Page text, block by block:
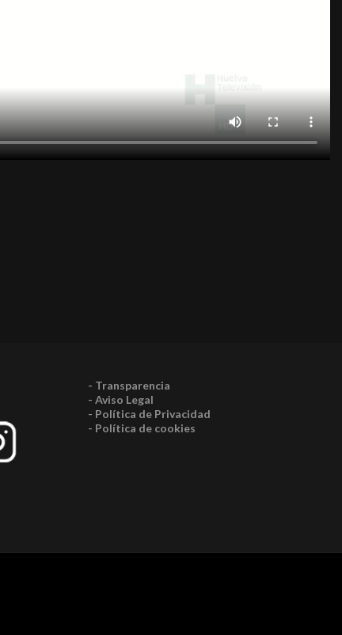
- Transparencia
- Aviso Legal
- Política de Privacidad
- Política de cookies